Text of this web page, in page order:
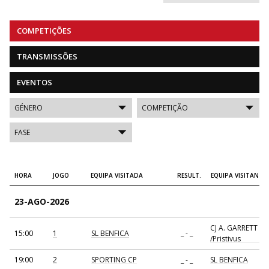
COMPETIÇÕES
TRANSMISSÕES
EVENTOS
HORA JOGO EQUIPA VISITADA RESULT. EQUIPA VISITANTE
23-AGO-2026
15:00 1 SL BENFICA _ - _
CJ A. GARRETT
/Pristivus
19:00 2 SPORTING CP _ - _ SL BENFICA